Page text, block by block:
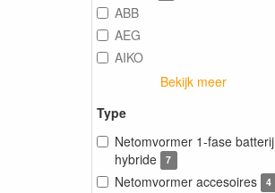
ABB
AEG
AIKO
Bekijk meer
Type
Netomvormer 1-fase batterij
hybride
7
Netomvormer accesoires 4